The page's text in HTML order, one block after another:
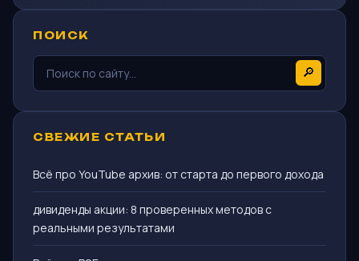
ПОИСК
🔎
СВЕЖИЕ СТАТЬИ
Всё про YouTube архив: от старта до первого дохода
дивиденды акции: 8 проверенных методов с
реальными результатами